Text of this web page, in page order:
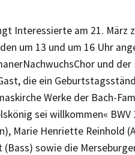
Interessierte am 21. März
um 13 und um 16 Uhr
und
die ein
Werke der Bach-
sei willkommen« BWV
Marie Henriette Reinhold
(Bass) sowie die